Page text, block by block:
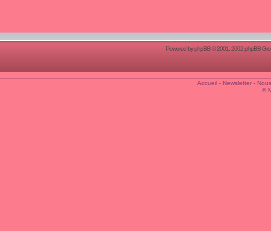
Powered byphpBB© 2001, 2002 phpBB
Accueil- Newsletter-
©